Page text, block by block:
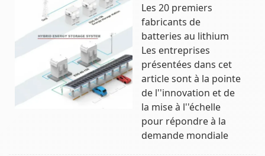
Les 20 premiers
fabricants de
batteries au lithium
Les entreprises
présentées dans cet
article sont à la pointe
de l''innovation et de
la mise à l''échelle
pour répondre à la
demande mondiale